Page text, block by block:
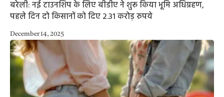
बरेली: नई टाउनशिप के लिए बीडीए ने शुरू किया भूमि अधिग्रहण,
पहले दिन दो किसानों को दिए 2.31 करोड़ रुपये
December 14, 2025